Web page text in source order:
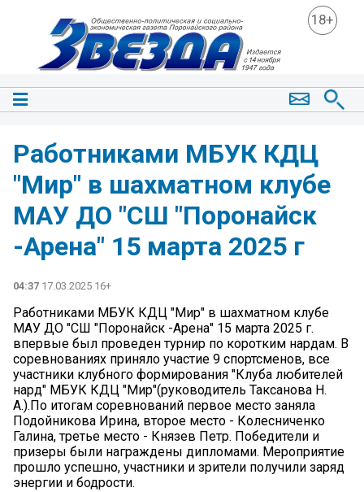
18+
Работниками МБУК КДЦ
"Мир" в шахматном клубе
МАУ ДО "СШ "Поронайск
-Арена" 15 марта 2025 г
04:37 17.03.2025 16+
Работниками МБУК КДЦ "Мир" в шахматном клубе
МАУ ДО "СШ "Поронайск -Арена" 15 марта 2025 г.
впервые был проведен турнир по коротким нардам. В
соревнованиях приняло участие 9 спортсменов, все
участники клубного формирования "Клуба любителей
нард" МБУК КДЦ "Мир"(руководитель Таксанова Н.
А.).По итогам соревнований первое место заняла
Подойникова Ирина, второе место - Колесниченко
Галина, третье место - Князев Петр. Победители и
призеры были награждены дипломами. Мероприятие
прошло успешно, участники и зрители получили заряд
энергии и бодрости.